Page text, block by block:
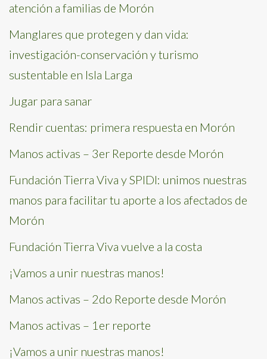
atención a familias de Morón
Manglares que protegen y dan vida:
investigación-conservación y turismo
sustentable en Isla Larga
Jugar para sanar
Rendir cuentas: primera respuesta en Morón
Manos activas – 3er Reporte desde Morón
Fundación Tierra Viva y SPIDI: unimos nuestras
manos para facilitar tu aporte a los afectados de
Morón
Fundación Tierra Viva vuelve a la costa
¡Vamos a unir nuestras manos!
Manos activas – 2do Reporte desde Morón
Manos activas – 1er reporte
¡Vamos a unir nuestras manos!